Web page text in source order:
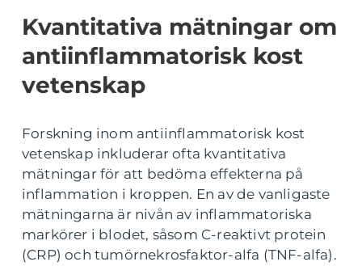
Kvantitativa mätningar om
antiinflammatorisk kost
vetenskap
Forskning inom antiinflammatorisk kost
vetenskap inkluderar ofta kvantitativa
mätningar för att bedöma effekterna på
inflammation i kroppen. En av de vanligaste
mätningarna är nivån av inflammatoriska
markörer i blodet, såsom C-reaktivt protein
(CRP) och tumörnekrosfaktor-alfa (TNF-alfa).